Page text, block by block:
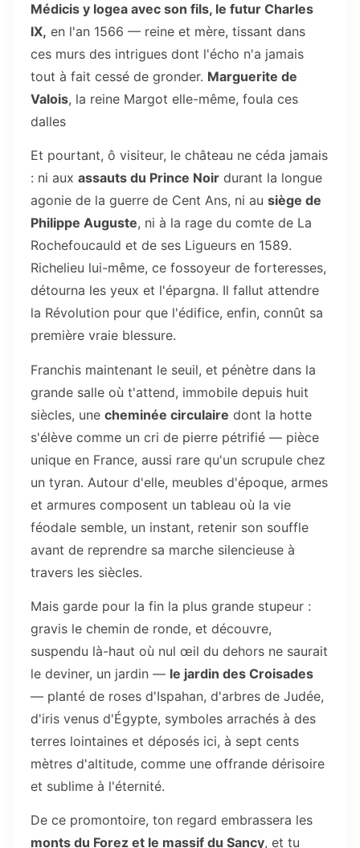
Médicis y logea avec son fils, le futur Charles
IX, en l'an 1566 — reine et mère, tissant dans
ces murs des intrigues dont l'écho n'a jamais
tout à fait cessé de gronder. Marguerite de
Valois, la reine Margot elle-même, foula ces
dalles
Et pourtant, ô visiteur, le château ne céda jamais
: ni aux assauts du Prince Noir durant la longue
agonie de la guerre de Cent Ans, ni au siège de
Philippe Auguste, ni à la rage du comte de La
Rochefoucauld et de ses Ligueurs en 1589.
Richelieu lui-même, ce fossoyeur de forteresses,
détourna les yeux et l'épargna. Il fallut attendre
la Révolution pour que l'édifice, enfin, connût sa
première vraie blessure.
Franchis maintenant le seuil, et pénètre dans la
grande salle où t'attend, immobile depuis huit
siècles, une cheminée circulaire dont la hotte
s'élève comme un cri de pierre pétrifié — pièce
unique en France, aussi rare qu'un scrupule chez
un tyran. Autour d'elle, meubles d'époque, armes
et armures composent un tableau où la vie
féodale semble, un instant, retenir son souffle
avant de reprendre sa marche silencieuse à
travers les siècles.
Mais garde pour la fin la plus grande stupeur :
gravis le chemin de ronde, et découvre,
suspendu là-haut où nul œil du dehors ne saurait
le deviner, un jardin — le jardin des Croisades
— planté de roses d'Ispahan, d'arbres de Judée,
d'iris venus d'Égypte, symboles arrachés à des
terres lointaines et déposés ici, à sept cents
mètres d'altitude, comme une offrande dérisoire
et sublime à l'éternité.
De ce promontoire, ton regard embrassera les
monts du Forez et le massif du Sancy, et tu